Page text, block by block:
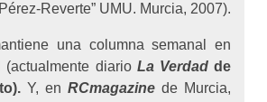
Reverte” UMU. Murcia, 2007).
una columna semanal en
(actualmente diario La Verdadde
Y, en RCmagazine de Murcia,